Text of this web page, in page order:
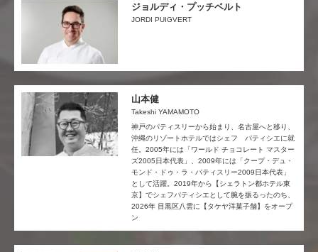
ジョルディ・プッチベルト
JORDI PUIGVERT
山本健
Takeshi YAMAMOTO
神戸のパティスリーから始まり、名古屋へと移り、
沖縄のリゾートホテルではシェフ パティシエに就
任。2005年には「ワールド チョコレート マスター
ズ2005日本代表」、2009年には「クープ・デュ・
モンド・ドゥ・ラ・パティスリー2009日本代表」
として活躍。2019年から【シェラトン都ホテル東
京】でシェフパティシエとして腕を振るったのち、
2026年 目黒区八雲に【タケヤ洋菓子舗】をオープ
ン